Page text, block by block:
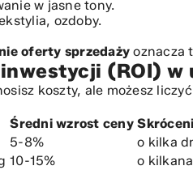
w jasne tony.
ozdoby.
oferty sprzedaży oznacza
(ROI) w
koszty, ale możesz
Średni wzrost ceny
5-8%
o kilka
10-15%
o